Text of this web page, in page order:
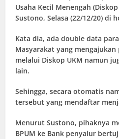
Usaha Kecil Menengah
Sustono, Selasa (22/12/20) di
Kata dia, ada double data
Masyarakat yang
melalui Diskop UKM namun
lain.
Sehingga, secara otomatis
tersebut yang mendaftar
Menurut Sustono, pihaknya
BPUM ke Bank penyalur